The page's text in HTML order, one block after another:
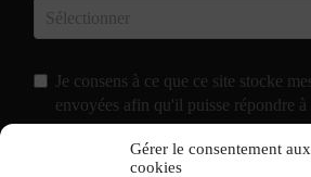
Gérer le consentement aux
cookies
Je consens à ce que ce site stocke
envoyées afin qu'il puisse répondre à
J'accepte de recevoir vos e-mails et